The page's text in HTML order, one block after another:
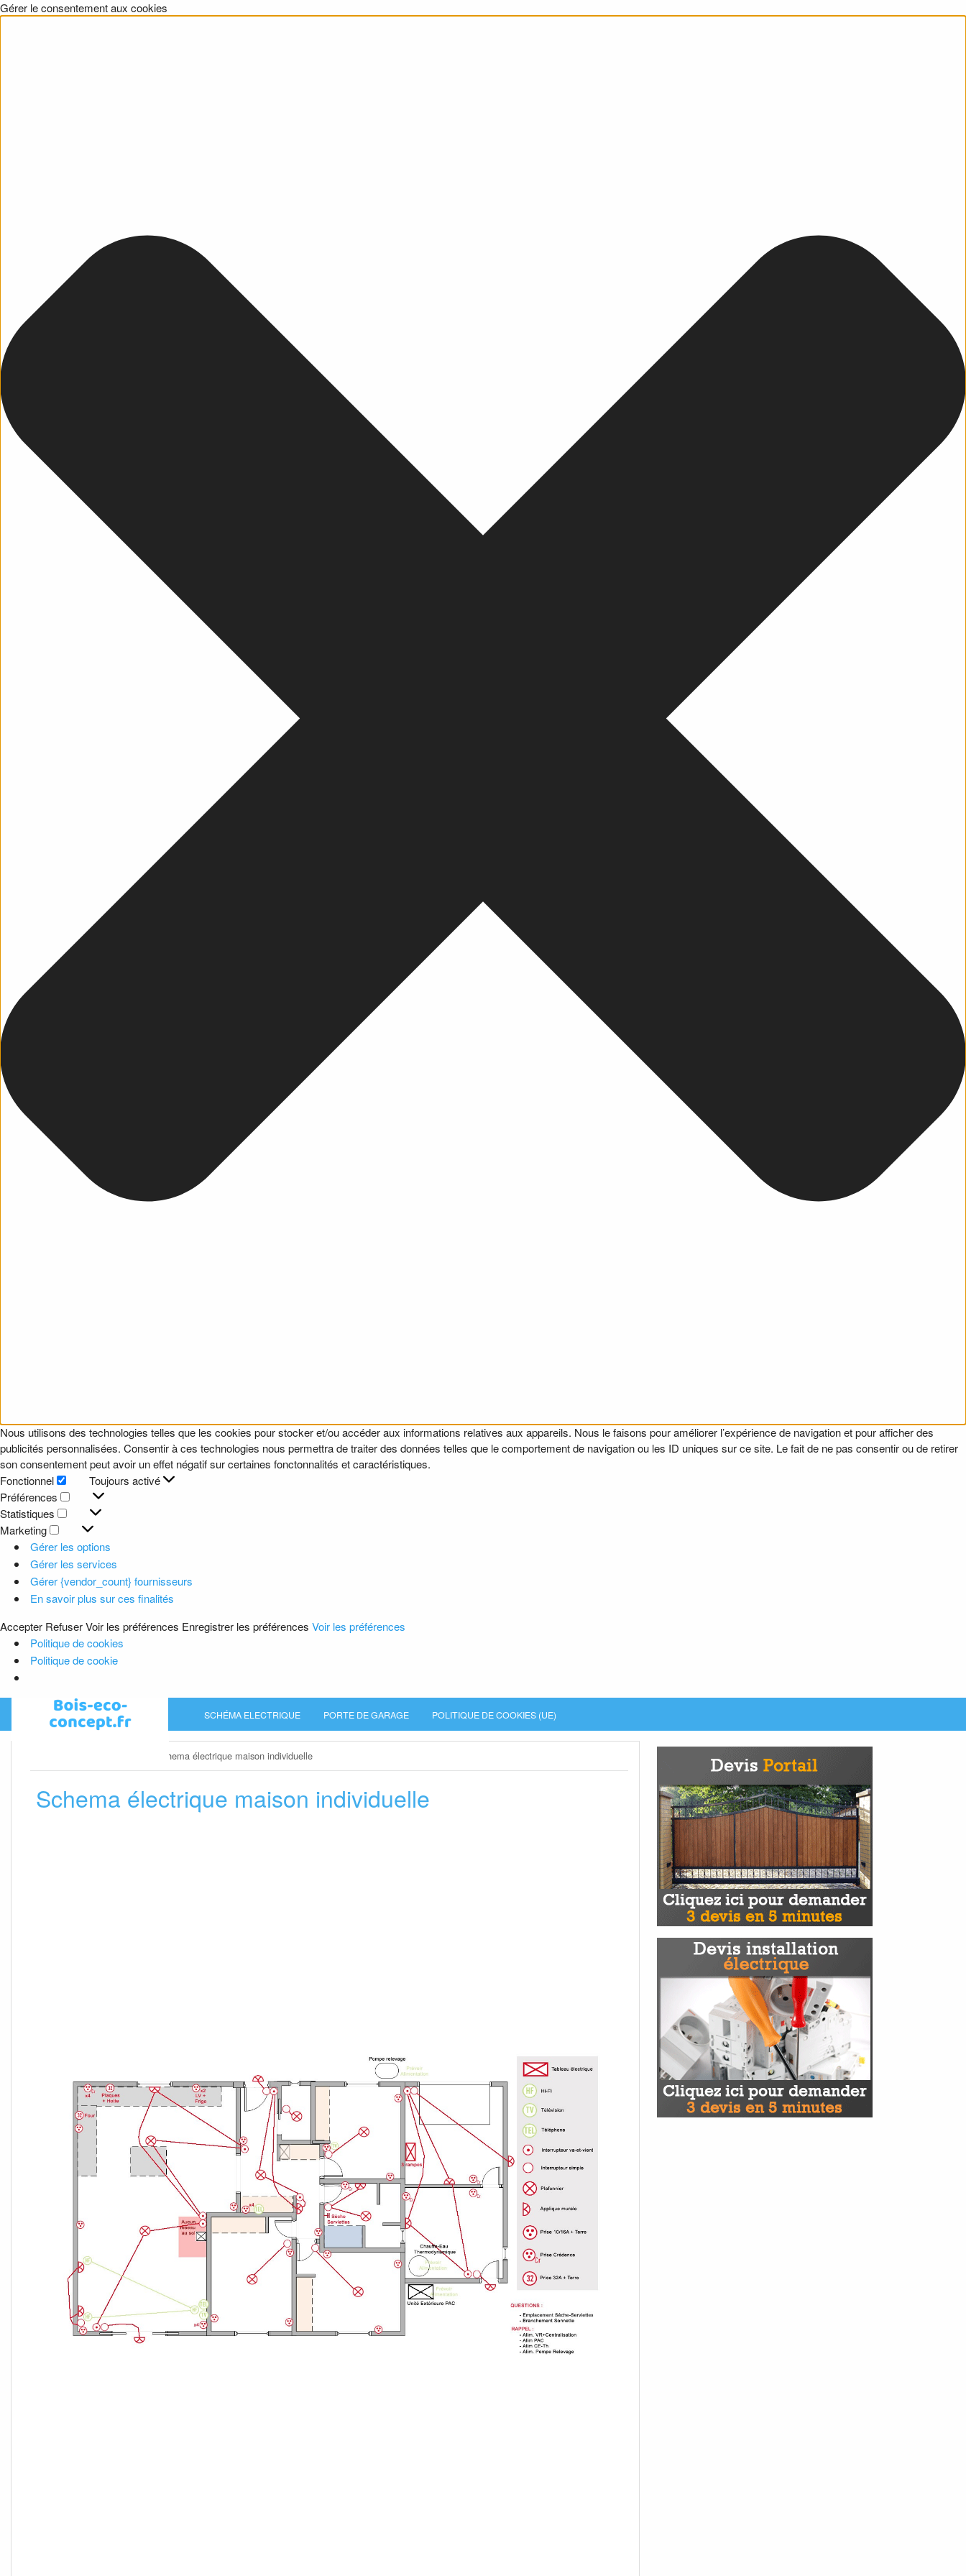
Gérer le consentement aux cookies
Nous utilisons des technologies telles que les cookies pour stocker et/ou accéder aux informations relatives aux appareils. Nous le faisons pour améliorer l’expérience de navigation et pour afficher des
publicités personnalisées. Consentir à ces technologies nous permettra de traiter des données telles que le comportement de navigation ou les ID uniques sur ce site. Le fait de ne pas consentir ou de retirer
son consentement peut avoir un effet négatif sur certaines fonctonnalités et caractéristiques.
Fonctionnel
Fonctionnel
Toujours activé
Préférences
Préférences
Statistiques
Statistiques
Marketing
Marketing
Gérer les options
Gérer les services
Gérer {vendor_count} fournisseurs
En savoir plus sur ces finalités
Accepter RefuserVoir les préférences Enregistrer les préférences Voir les préférences
Politique de cookies
Politique de cookie
SCHÉMA ELECTRIQUE PORTE DE GARAGE POLITIQUE DE COOKIES (UE)
Schema électrique maison individuelle
Schema électrique maison individuelle